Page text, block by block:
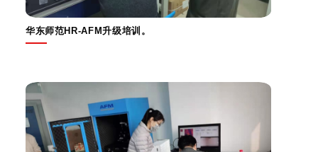
华东师范HR-AFM升级培训。